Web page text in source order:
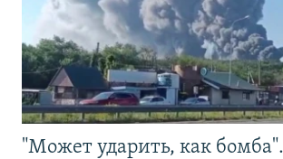
"Может ударить, как